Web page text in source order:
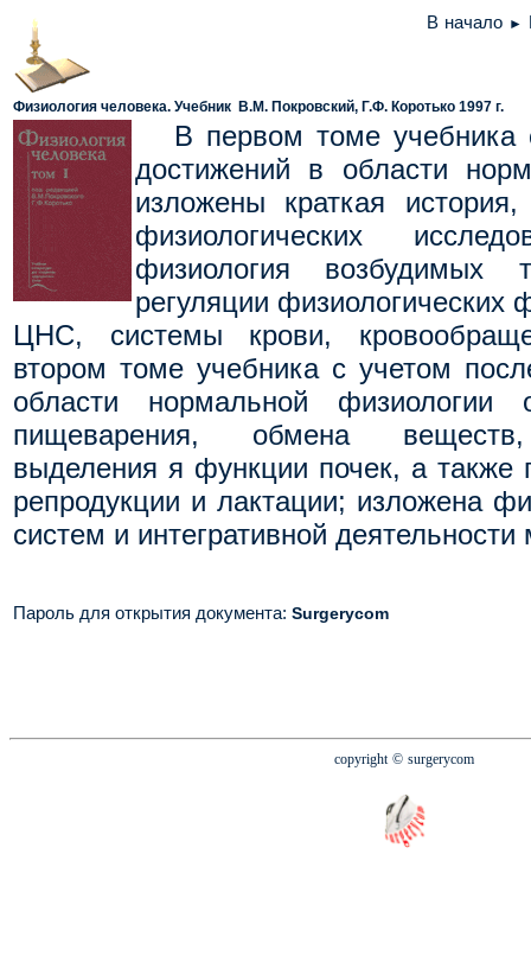
В начало ►
Физиология человека. Учебник В.М. Покровский, Г.Ф. Коротько 1997 г.
В первом томе учебника
достижений в области
изложены краткая
физиологических
физиология возбудимых
регуляции физиологических
ЦНС, системы крови,
втором томе учебника с учетом
области нормальной физиологии
пищеварения, обмена веществ,
выделения я функции почек, а также
репродукции и лактации; изложена
систем и интегративной деятельности
Пароль для открытия документа: Surgerycom
copyright © surgerycom